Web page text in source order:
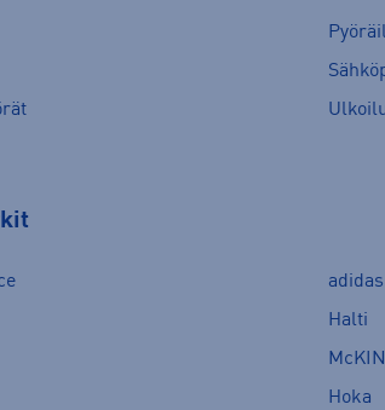
adidas
Halti
Hoka